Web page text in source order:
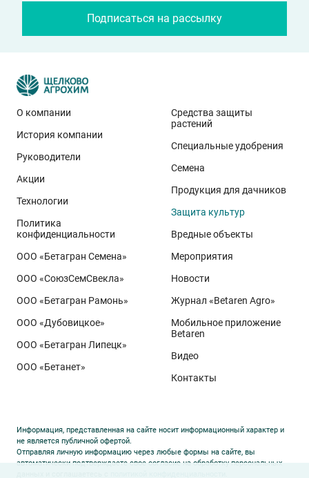
Подписаться на рассылку
О компании
История компании
Руководители
Акции
Технологии
Политика
конфиденциальности
ООО «Бетагран Семена»
ООО «СоюзСемСвекла»
ООО «Бетагран Рамонь»
ООО «Дубовицкое»
ООО «Бетагран Липецк»
ООО «Бетанет»
Средства защиты
растений
Специальные удобрения
Семена
Продукция для дачников
Защита культур
Вредные объекты
Мероприятия
Новости
Журнал «Betaren Agro»
Мобильное приложение
Betaren
Видео
Контакты
Информация, представленная на сайте носит информационный характер и
не является публичной офертой.
Отправляя личную информацию через любые формы на сайте, вы
автоматически подтверждаете свое согласие на обработку персональных